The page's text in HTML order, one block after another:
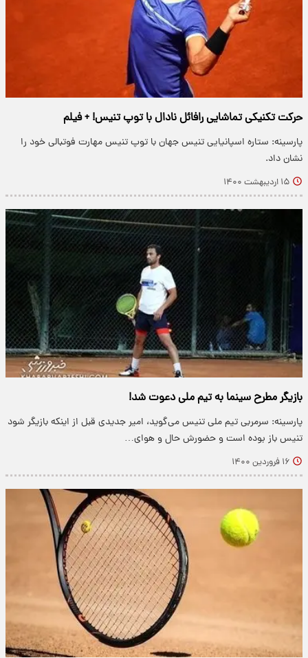
حرکت تکنیکی تماشایی رافائل نادال با توپ تنیس! + فیلم
پارسینه: ستاره اسپانیایی تنیس جهان با توپ تنیس مهارت فوتبالی خود را
نشان داد.
۱۵ اردیبهشت ۱۴۰۰
بازیگر مطرح سینما به تیم ملی دعوت شد!
پارسینه: سرمربی تیم ملی تنیس می‌گوید، امیر جدیدی قبل از اینکه بازیگر شود
تنیس باز بوده است و حضورش حال و هوای…
۱۶ فروردین ۱۴۰۰